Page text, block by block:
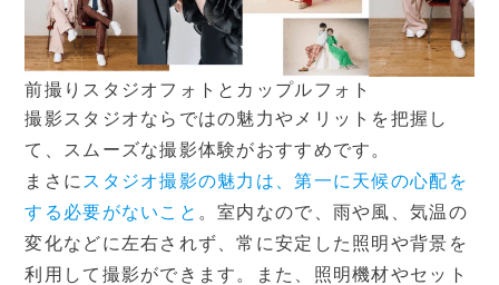
前撮りスタジオフォトとカップルフォト
撮影スタジオならではの魅力やメリットを把握し
て、スムーズな撮影体験がおすすめです。
まさに スタジオ撮影の魅力は、第一に天候の心配を
する必要がないこと 。室内なので、雨や風、気温の
変化などに左右されず、常に安定した照明や背景を
利用して撮影ができます。また、照明機材やセット